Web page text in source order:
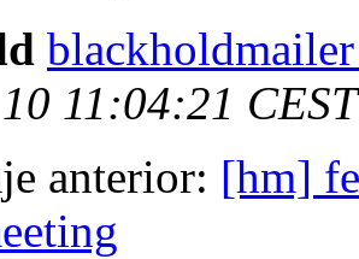
11:04:21
anterior: [hm]